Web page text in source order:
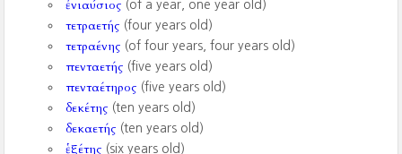
ἐνιαύσιος (of a year, one year old)
τετραετής (four years old)
τετραένης (of four years, four years old)
πενταετής (five years old)
πενταέτηρος (five years old)
δεκέτης (ten years old)
δεκαετής (ten years old)
ἑξέτης (six years old)